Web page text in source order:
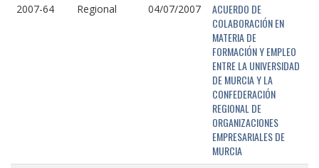
2007-64 Regional 04/07/2007
ACUERDO DE
COLABORACIÓN EN
MATERIA DE
FORMACIÓN Y EMPLEO
ENTRE LA UNIVERSIDAD
DE MURCIA Y LA
CONFEDERACIÓN
REGIONAL DE
ORGANIZACIONES
EMPRESARIALES DE
MURCIA